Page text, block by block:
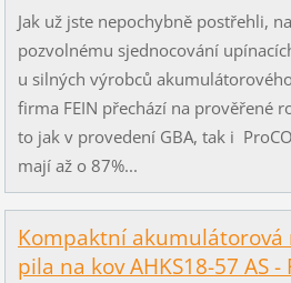
Jak už jste nepochybně postřehli,
pozvolnému sjednocování
u silných výrobců
firma FEIN přechází na prověřené
to jak v provedení GBA, tak i
mají až o 87%...
Kompaktní akumulátorová
pila na kov AHKS18-57 AS -